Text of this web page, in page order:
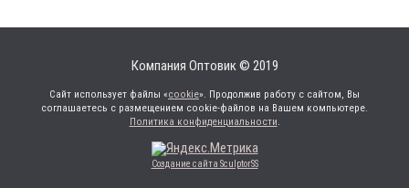
Компания Оптовик © 2019
Сайт использует файлы «cookie». Продолжив работу с сайтом, Вы
соглашаетесь с размещением cookie-файлов на Вашем компьютере.
Политика конфиденциальности.
Создание сайта SculptorSS